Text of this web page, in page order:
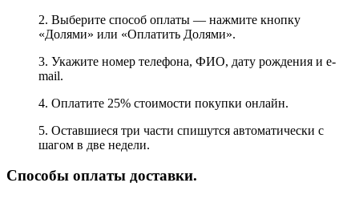
2. Выберите способ оплаты — нажмите кнопку
«Долями» или «Оплатить Долями».
3. Укажите номер телефона, ФИО, дату рождения и e-
mail.
4. Оплатите 25% стоимости покупки онлайн.
5. Оставшиеся три части спишутся автоматически с
шагом в две недели.
Способы оплаты доставки.